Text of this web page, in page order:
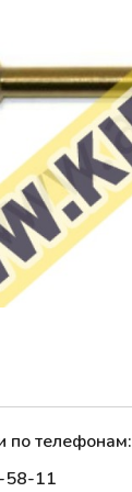
по телефонам:
58-11